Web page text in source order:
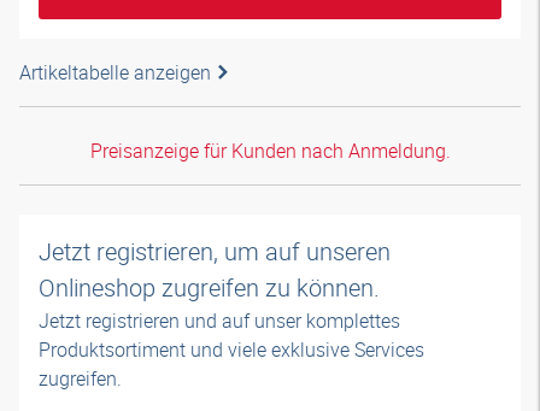
Artikeltabelle anzeigen
Preisanzeige für Kunden nach Anmeldung.
Jetzt registrieren, um auf unseren
Onlineshop zugreifen zu können.
Jetzt registrieren und auf unser komplettes
Produktsortiment und viele exklusive Services
zugreifen.